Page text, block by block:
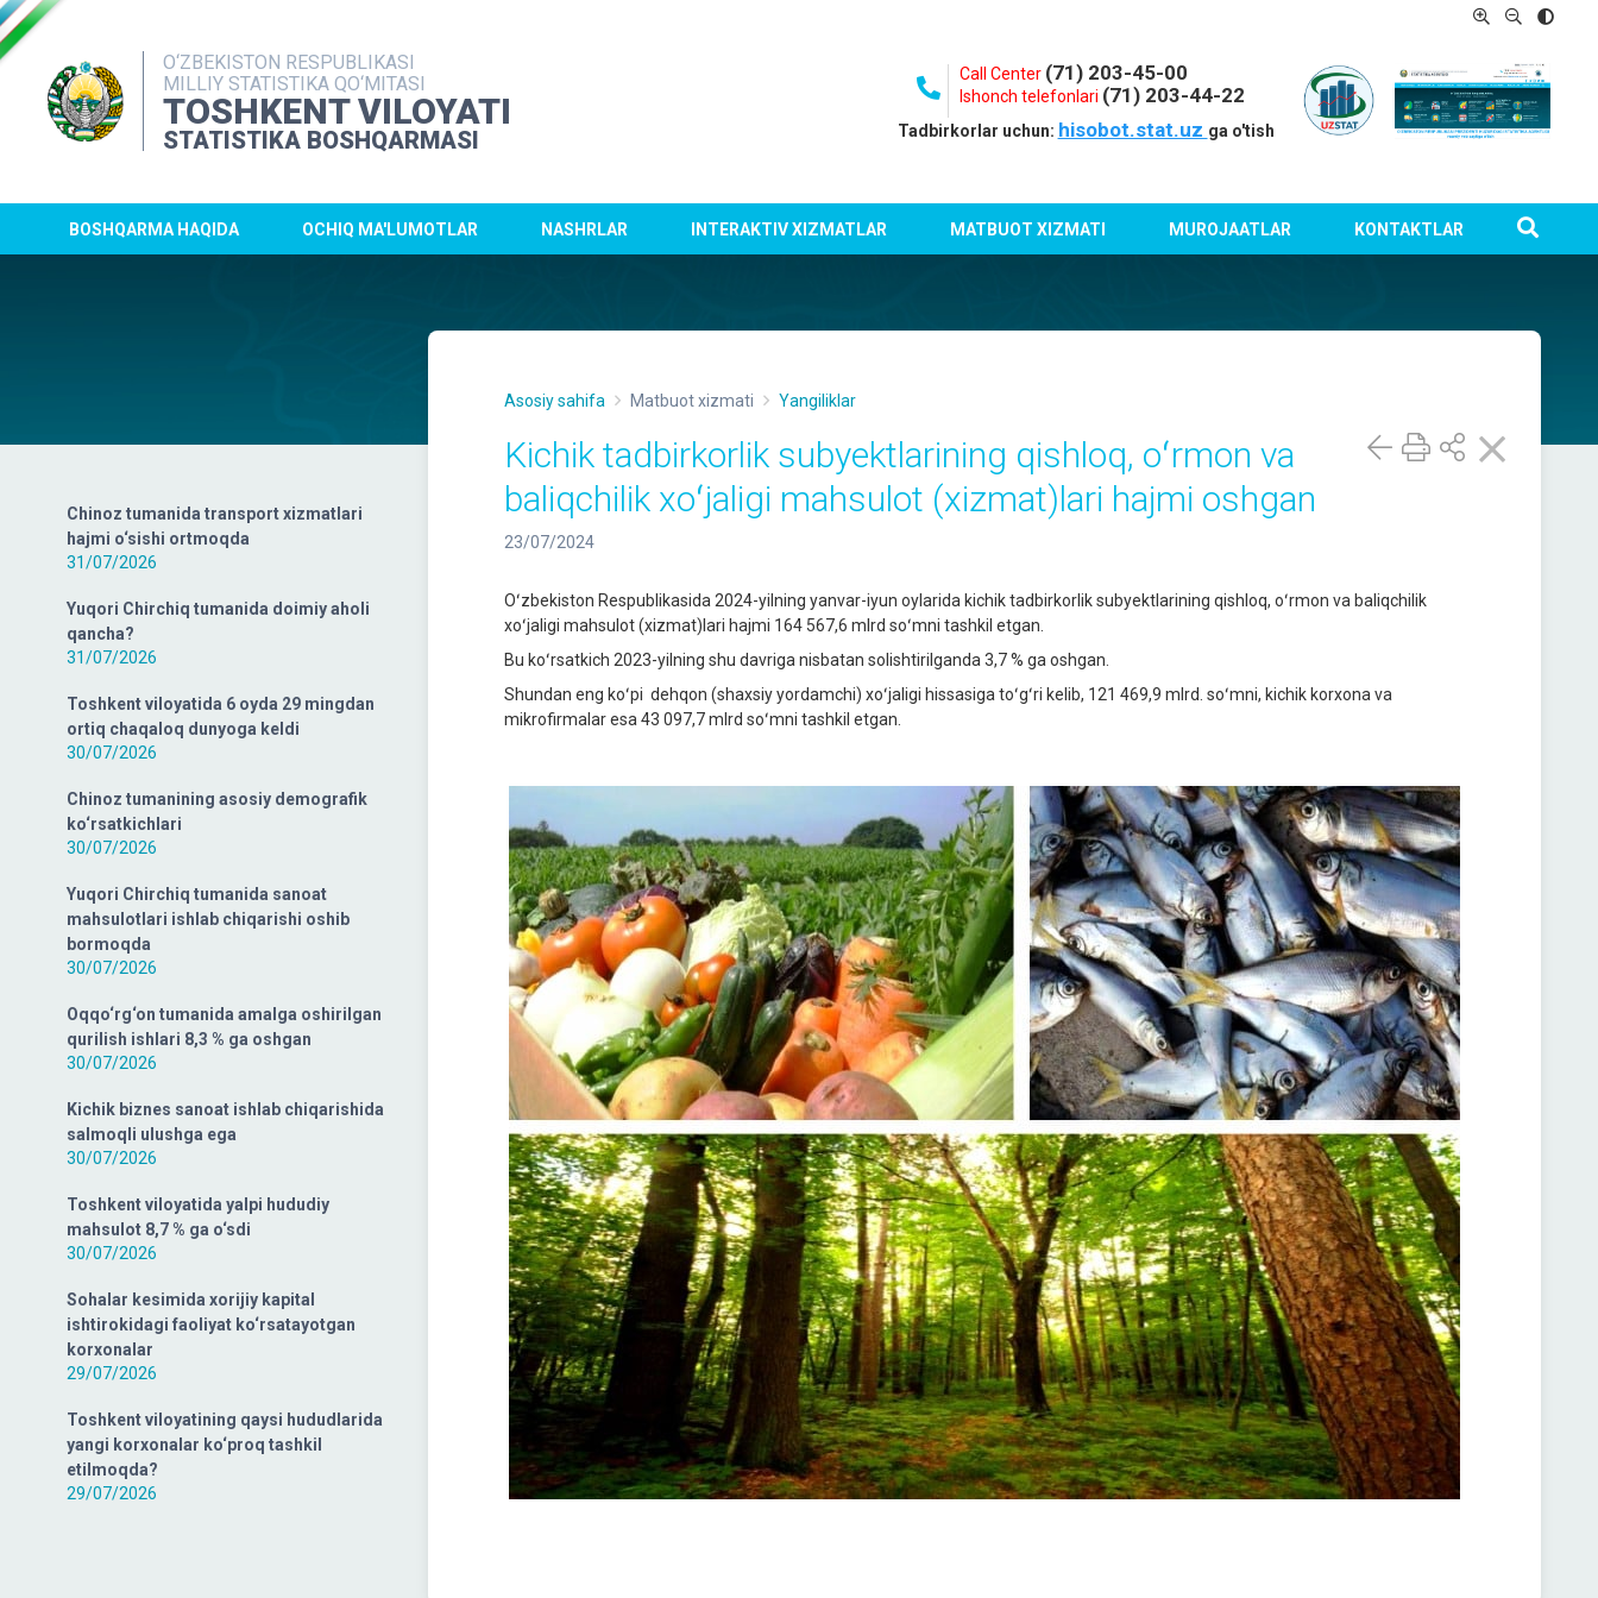
O‘ZBEKISTON RESPUBLIKASI
MILLIY STATISTIKA QO‘MITASI
TOSHKENT VILOYATI
STATISTIKA BOSHQARMASI
Call Center (71) 203-45-00
Ishonch telefonlari (71) 203-44-22
Tadbirkorlar uchun: hisobot.stat.uz ga o'tish
BOSHQARMA HAQIDA OCHIQ MA'LUMOTLAR NASHRLAR INTERAKTIV XIZMATLAR MATBUOT XIZMATI MUROJAATLAR KONTAKTLAR
Chinoz tumanida transport xizmatlari
hajmi o‘sishi ortmoqda
31/07/2026
Yuqori Chirchiq tumanida doimiy aholi
qancha?
31/07/2026
Toshkent viloyatida 6 oyda 29 mingdan
ortiq chaqaloq dunyoga keldi
30/07/2026
Chinoz tumanining asosiy demografik
ko‘rsatkichlari
30/07/2026
Yuqori Chirchiq tumanida sanoat
mahsulotlari ishlab chiqarishi oshib
bormoqda
30/07/2026
Oqqo‘rg‘on tumanida amalga oshirilgan
qurilish ishlari 8,3 % ga oshgan
30/07/2026
Kichik biznes sanoat ishlab chiqarishida
salmoqli ulushga ega
30/07/2026
Toshkent viloyatida yalpi hududiy
mahsulot 8,7 % ga o‘sdi
30/07/2026
Sohalar kesimida xorijiy kapital
ishtirokidagi faoliyat ko‘rsatayotgan
korxonalar
29/07/2026
Toshkent viloyatining qaysi hududlarida
yangi korxonalar ko‘proq tashkil
etilmoqda?
29/07/2026
Asosiy sahifa Matbuot xizmati Yangiliklar
Kichik tadbirkorlik subyektlarining qishloq, oʻrmon va
baliqchilik xoʻjaligi mahsulot (xizmat)lari hajmi oshgan
23/07/2024
Oʻzbekiston Respublikasida 2024-yilning yanvar-iyun oylarida kichik tadbirkorlik subyektlarining qishloq, oʻrmon va baliqchilik
xoʻjaligi mahsulot (xizmat)lari hajmi 164 567,6 mlrd soʻmni tashkil etgan.
Bu koʻrsatkich 2023-yilning shu davriga nisbatan solishtirilganda 3,7 % ga oshgan.
Shundan eng koʻpi dehqon (shaxsiy yordamchi) xoʻjaligi hissasiga toʻgʻri kelib, 121 469,9 mlrd. soʻmni, kichik korxona va
mikrofirmalar esa 43 097,7 mlrd soʻmni tashkil etgan.